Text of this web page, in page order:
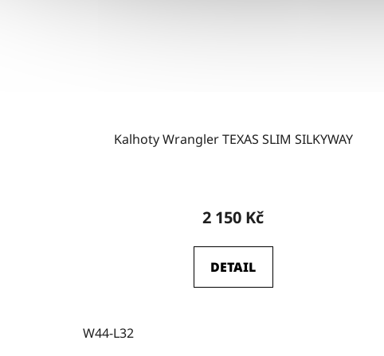
Kalhoty Wrangler TEXAS SLIM SILKYWAY
2 150 Kč
DETAIL
W44-L32